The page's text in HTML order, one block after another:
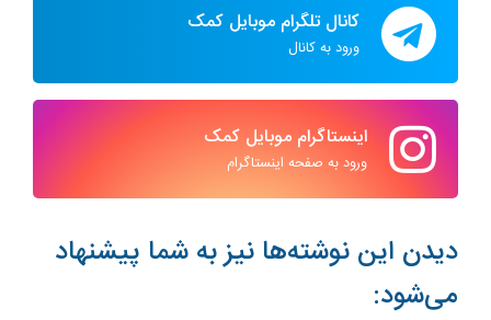
کانال تلگرام موبایل کمک
ورود به کانال
اینستاگرام موبایل کمک
ورود به صفحه اینستاگرام
دیدن این نوشته‌ها نیز به شما پیشنهاد
می‌شود: